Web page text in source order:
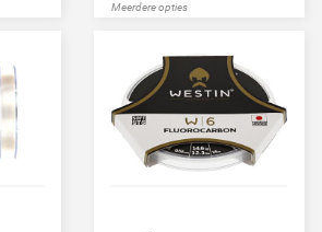
Meerdere opties